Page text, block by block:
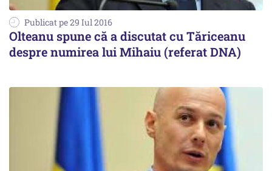
Publicat pe 29 Iul 2016
Olteanu spune că a discutat cu Tăriceanu
despre numirea lui Mihaiu (referat DNA)